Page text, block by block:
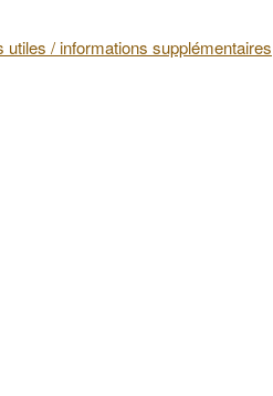
/ informations supplémentaires